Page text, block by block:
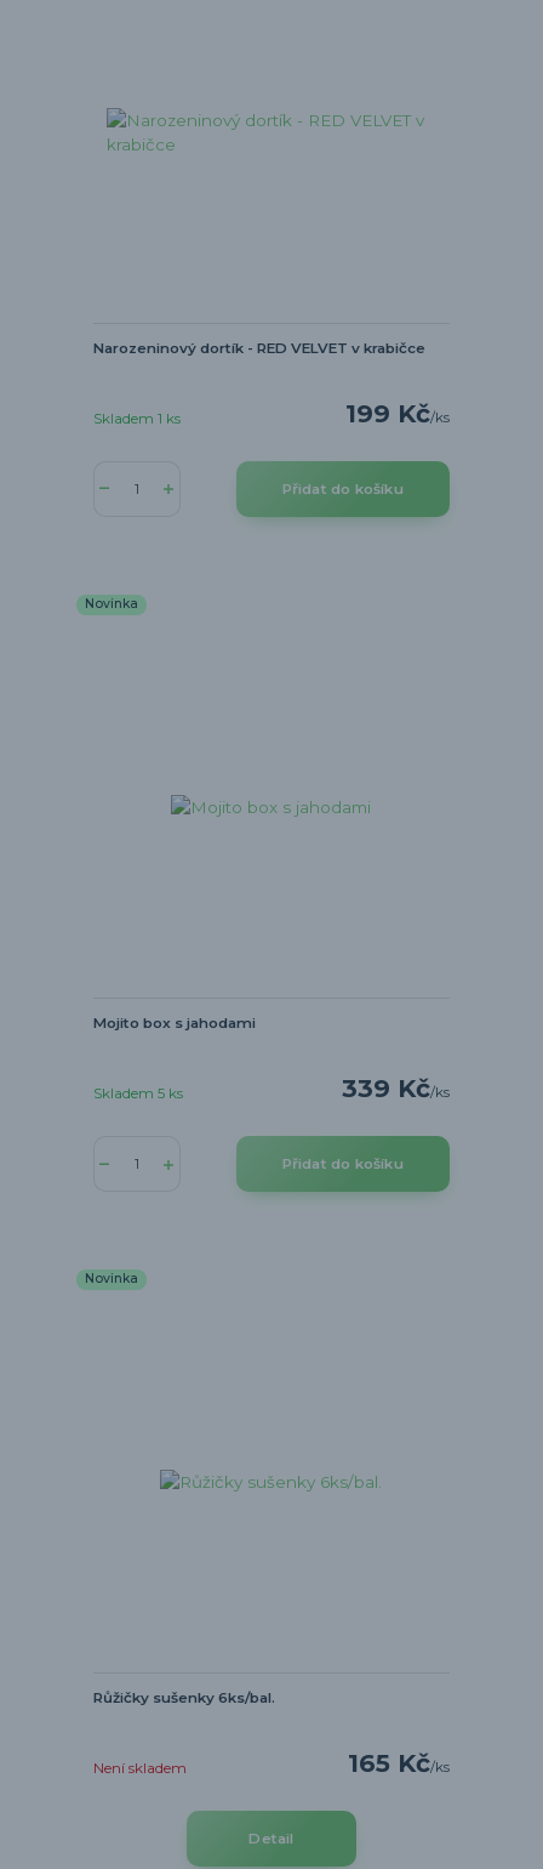
Narozeninový dortík - RED VELVET v krabičce
199 Kč/ks
Skladem 1 ks
Přidat do košíku
Novinka
Mojito box s jahodami
339 Kč/ks
Skladem 5 ks
Přidat do košíku
Novinka
Růžičky sušenky 6ks/bal.
165 Kč/ks
Není skladem
Detail